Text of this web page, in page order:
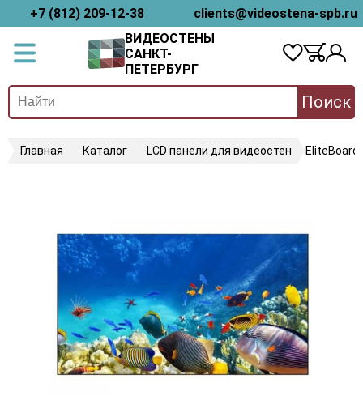
+7 (812) 209-12-38
clients@videostena-spb.ru
ВИДЕОСТЕНЫ
САНКТ-
ПЕТЕРБУРГ
Поиск
Главная Каталог LCD панели для видеостен EliteBoard